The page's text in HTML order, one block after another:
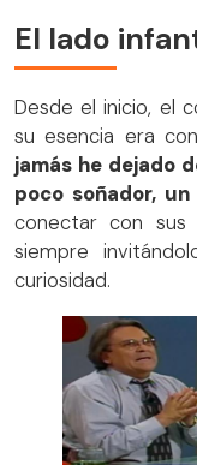
El lado
Desde el inicio, el
su esencia era
jamás he dejado
poco soñador,
conectar con sus
siempre
curiosidad.